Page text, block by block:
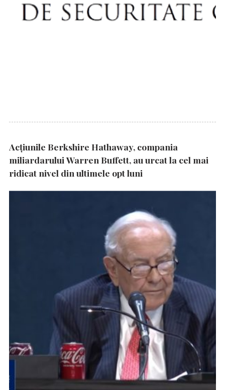
Acțiunile Berkshire Hathaway, compania
miliardarului Warren Buffett, au urcat la cel mai
ridicat nivel din ultimele opt luni